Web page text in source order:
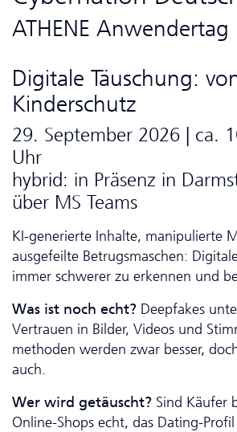
ATHENE Anwendertag
Digitale Täuschung:
Kinderschutz
29. September 2026 | ca.
Uhr
hybrid: in Präsenz in
über MS Teams
KI-generierte Inhalte, manipulierte
ausgefeilte Betrugsmaschen:
immer schwerer zu erkennen und
Was ist noch echt? Deep­fakes
Vertrauen in Bilder, Videos und
me­tho­den werden zwar besser,
auch.
Wer wird getäuscht? Sind Käufer
Online-Shops echt, das Dating-